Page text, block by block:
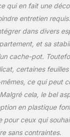
qui en fait une
entretien
dans divers
et sa
cache-pot.
certaines
ce qui peut
cela, le bel
en plastique
pour ceux qui
sans contraintes.